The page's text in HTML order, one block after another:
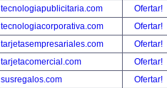
tecnologiapublicitaria.com
Ofertar!
tecnologiacorporativa.com
Ofertar!
tarjetasempresariales.com
Ofertar!
tarjetacomercial.com
Ofertar!
susregalos.com
Ofertar!